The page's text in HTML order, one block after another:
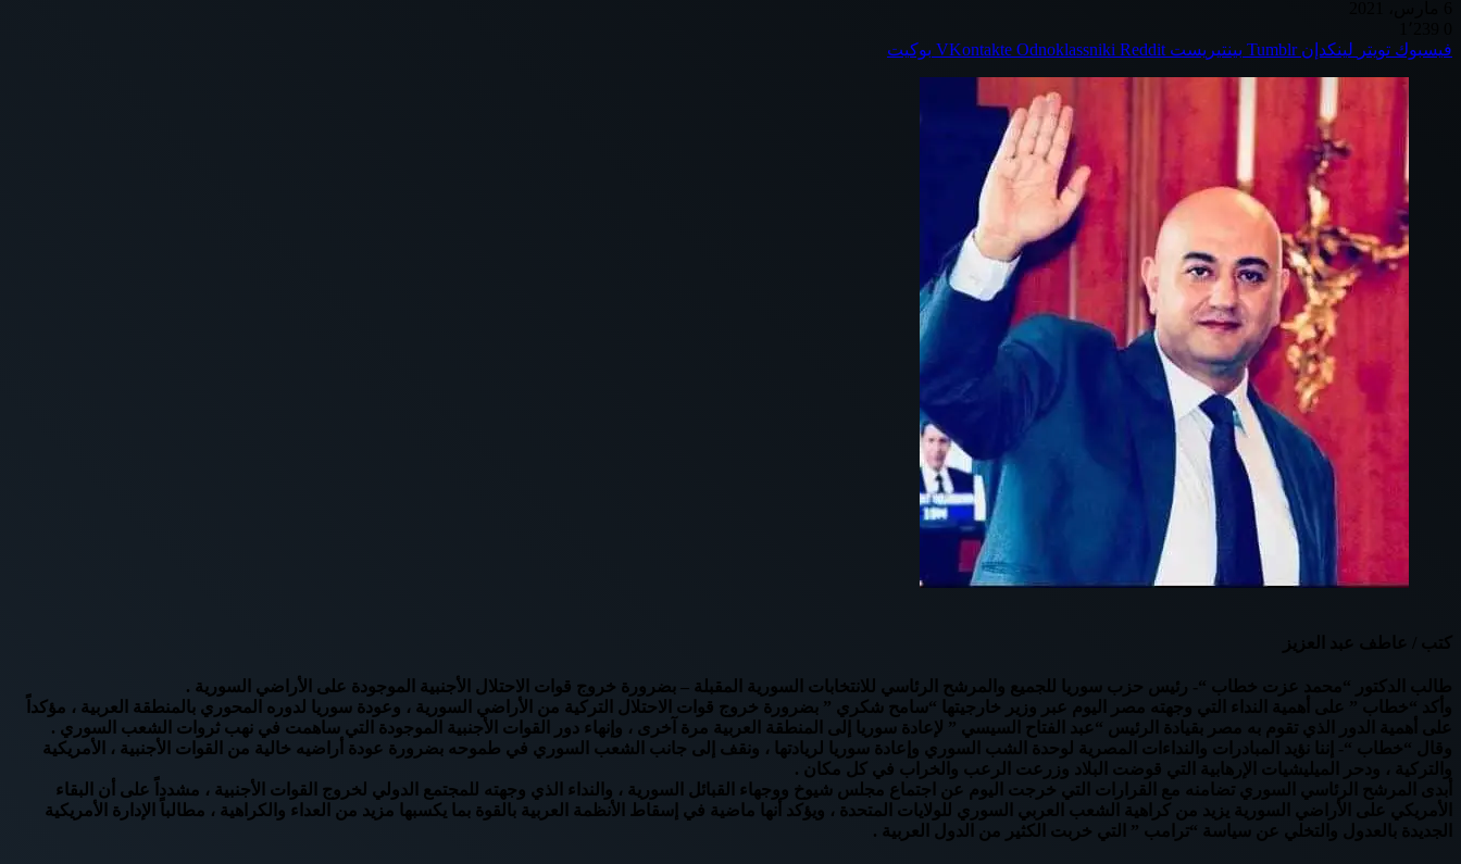
فيسبوك تويتر لينكدإن بينتيريست Odnoklassniki بوكيت
كتب / عاطف عبد العزيز
طالب الدكتور “محمد عزت خطاب “- رئيس حزب سوريا للجميع والمرشح الرئاسي للانتخابات السورية المقبلة – بضرورة خروج قوات الاحتلال الأجنبية الموجودة على الأراضي السورية .
وأكد “خطاب ” على أهمية النداء التي وجهته مصر اليوم عبر وزير خارجيتها “سامح شكري ” بضرورة خروج قوات الاحتلال التركية من الأراضي السورية ، وعودة سوريا لدوره المحوري بالمنطقة العربية ، مؤكداً
على أهمية الدور الذي تقوم به مصر بقيادة الرئيس “عبد الفتاح السيسي ” لإعادة سوريا إلى المنطقة العربية مرة آخرى ، وإنهاء دور القوات الأجنبية الموجودة التي ساهمت في نهب ثروات الشعب السوري .
وقال “خطاب “- إننا نؤيد المبادرات والنداءات المصرية لوحدة الشب السوري وإعادة سوريا لريادتها ، ونقف إلى جانب الشعب السوري في طموحه بضرورة عودة أراضيه خالية من القوات الأجنبية ، الأمريكية
والتركية ، ودحر الميليشيات الإرهابية التي قوضت البلاد وزرعت الرعب والخراب في كل مكان .
أبدى المرشح الرئاسي السوري تضامنه مع القرارات التي خرجت اليوم عن اجتماع مجلس شيوخ ووجهاء القبائل السورية ، والنداء الذي وجهته للمجتمع الدولي لخروج القوات الأجنبية ، مشدداً على أن البقاء
الأمريكي على الأراضي السورية يزيد من كراهية الشعب العربي السوري للولايات المتحدة ، ويؤكد أنها ماضية في إسقاط الأنظمة العربية بالقوة بما يكسبها مزيد من العداء والكراهية ، مطالباً الإدارة الأمريكية
الجديدة بالعدول والتخلي عن سياسة “ترامب ” التي خربت الكثير من الدول العربية .